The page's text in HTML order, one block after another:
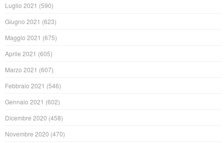
Luglio 2021 (590)
Giugno 2021 (623)
Maggio 2021 (675)
Aprile 2021 (605)
Marzo 2021 (607)
Febbraio 2021 (546)
Gennaio 2021 (602)
Dicembre 2020 (458)
Novembre 2020 (470)